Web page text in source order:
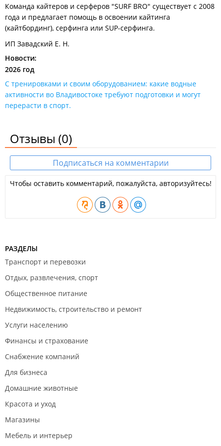
Команда кайтеров и серферов "SURF BRO" существует с 2008
года и предлагает помощь в освоении кайтинга
(кайтбординг), серфинга или SUP-серфинга.
ИП Завадский Е. Н.
Новости:
2026 год
С тренировками и своим оборудованием: какие водные
активности во Владивостоке требуют подготовки и могут
перерасти в спорт.
Отзывы (0)
Подписаться на комментарии
Чтобы оставить комментарий, пожалуйста, авторизуйтесь!
РАЗДЕЛЫ
Транспорт и перевозки
Отдых, развлечения, спорт
Общественное питание
Недвижимость, строительство и ремонт
Услуги населению
Финансы и страхование
Снабжение компаний
Для бизнеса
Домашние животные
Красота и уход
Магазины
Мебель и интерьер